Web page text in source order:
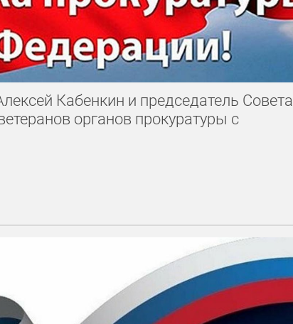
Кабенкин и председатель Совета
органов прокуратуры с